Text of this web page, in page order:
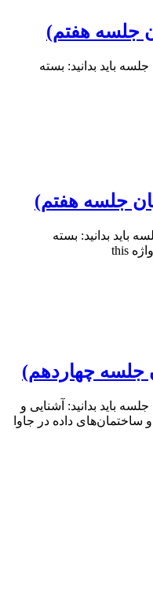
جلسه هفتم)
باید بدانید: بسته
جلسه هفتم)
باید بدانید: بسته
جلسه چهاردهم)
باید بدانید: آشنایی و
ساختمان‌های داده در جاوا